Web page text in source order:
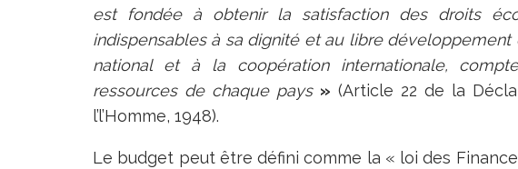
est fondée à obtenir la satisfaction des droits
indispensables à sa dignité et au libre développement
national et à la coopération internationale,
ressources de chaque pays» (Article 22 de la
l’l’Homme, 1948).
Le budget peut être défini comme la « loi des